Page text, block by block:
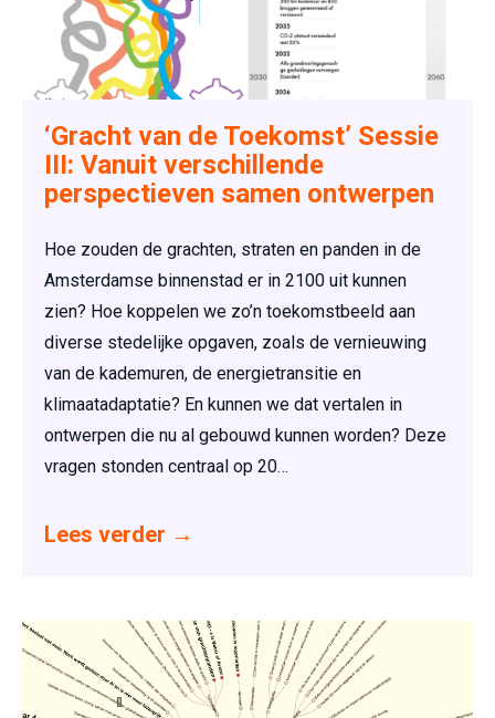
‘Gracht van de Toekomst’ Sessie
III: Vanuit verschillende
perspectieven samen ontwerpen
Hoe zouden de grachten, straten en panden in de
Amsterdamse binnenstad er in 2100 uit kunnen
zien? Hoe koppelen we zo’n toekomstbeeld aan
diverse stedelijke opgaven, zoals de vernieuwing
van de kademuren, de energietransitie en
klimaatadaptatie? En kunnen we dat vertalen in
ontwerpen die nu al gebouwd kunnen worden? Deze
vragen stonden centraal op 20…
Lees verder →